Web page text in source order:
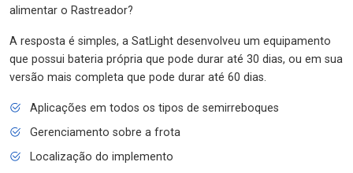
alimentar o Rastreador?
A resposta é simples, a SatLight desenvolveu um equipamento
que possui bateria própria que pode durar até 30 dias, ou em sua
versão mais completa que pode durar até 60 dias.
Aplicações em todos os tipos de semirreboques
Gerenciamento sobre a frota
Localização do implemento